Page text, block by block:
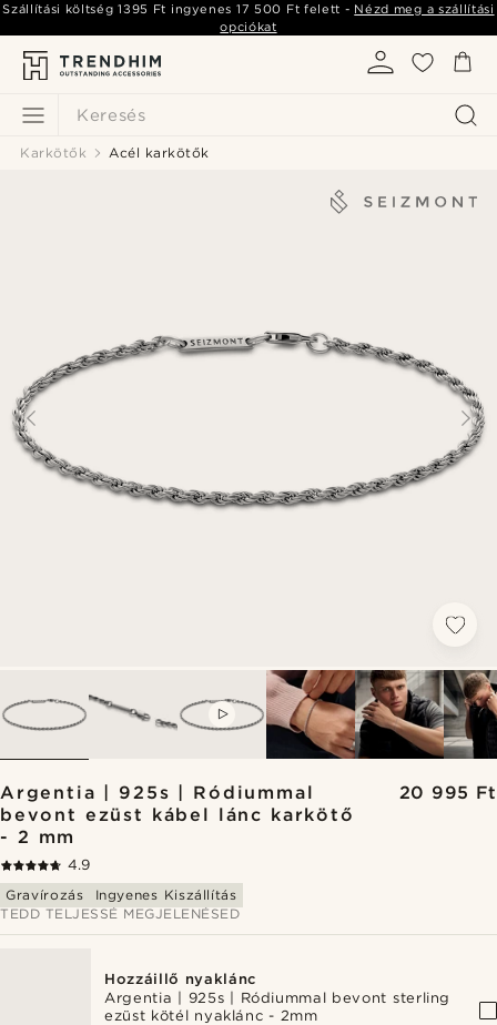
Keresés
Szállítási költség1395 Ft ingyenes 17 500 Ft felett - Nézd meg a szállítási
opciókat
Karkötők Acél karkötők
Argentia | 925s | Ródiummal
bevont ezüst kábel lánc karkötő
- 2 mm
20 995 Ft
4.9
Gravírozás
Ingyenes Kiszállítás
TEDD TELJESSÉ MEGJELENÉSED
Hozzáillő nyaklánc
Argentia | 925s | Ródiummal bevont sterling
ezüst kötél nyaklánc - 2mm